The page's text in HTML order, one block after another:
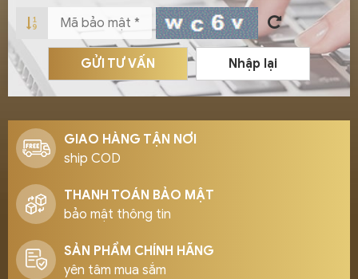
GỬI TƯ VẤN Nhập lại
GIAO HÀNG TẬN NƠI
ship COD
THANH TOÁN BẢO MẬT
bảo mật thông tin
SẢN PHẨM CHÍNH HÃNG
yên tâm mua sắm